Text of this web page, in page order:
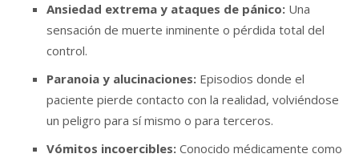
Ansiedad extrema y ataques de pánico: Una
sensación de muerte inminente o pérdida total del
control.
Paranoia y alucinaciones: Episodios donde el
paciente pierde contacto con la realidad, volviéndose
un peligro para sí mismo o para terceros.
Vómitos incoercibles: Conocido médicamente como